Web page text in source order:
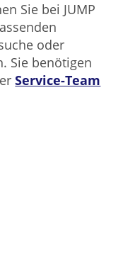
Sie bei JUMP
oder
Sie benötigen
Service-Team